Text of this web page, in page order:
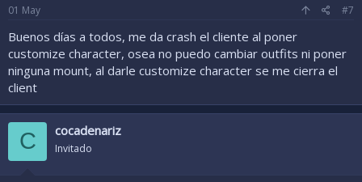
01 May #7
Buenos días a todos, me da crash el cliente al poner
customize character, osea no puedo cambiar outfits ni poner
ninguna mount, al darle customize character se me cierra el
client
C cocadenariz
Invitado